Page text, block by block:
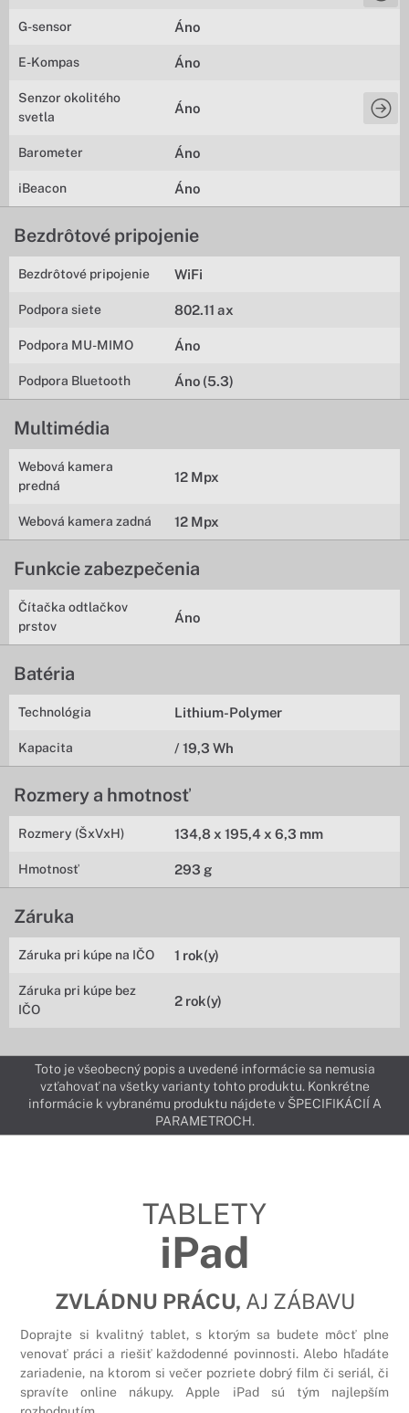
G-sensor Áno
E-Kompas Áno
Senzor okolitého
svetla
Áno
Barometer Áno
iBeacon Áno
Bezdrôtové pripojenie
Bezdrôtové pripojenie WiFi
Podpora siete 802.11 ax
Podpora MU-MIMO Áno
Podpora Bluetooth Áno (5.3)
Multimédia
Webová kamera
predná
12 Mpx
Webová kamera zadná 12 Mpx
Funkcie zabezpečenia
Čítačka odtlačkov
prstov
Áno
Batéria
Technológia Lithium-Polymer
Kapacita / 19,3 Wh
Rozmery a hmotnosť
Rozmery (ŠxVxH) 134,8 x 195,4 x 6,3 mm
Hmotnosť 293 g
Záruka
Záruka pri kúpe na IČO 1 rok(y)
Záruka pri kúpe bez
IČO
2 rok(y)
Toto je všeobecný popis a uvedené informácie sa nemusia
vzťahovať na všetky varianty tohto produktu. Konkrétne
informácie k vybranému produktu nájdete v ŠPECIFIKÁCIÍ A
PARAMETROCH.
TABLETY
iPad
ZVLÁDNU PRÁCU, AJ ZÁBAVU
Doprajte si kvalitný tablet, s ktorým sa budete môcť plne
venovať práci a riešiť každodenné povinnosti. Alebo hľadáte
zariadenie, na ktorom si večer pozriete dobrý film či seriál, či
spravíte online nákupy. Apple iPad sú tým najlepším